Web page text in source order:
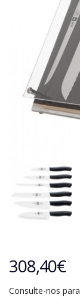
308,40€
Consulte-nos